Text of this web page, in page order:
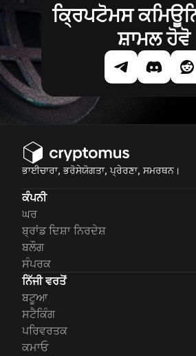
ਕ੍ਰਿਪਟੋਮਸ
ਸ਼ਾਮਲ ਹੋਵੋ
ਭਾਈਚਾਰਾ, ਭਰੋਸੇਯੋਗਤਾ, ਪ੍ਰੇਰਣਾ, ਸਮਰਥਨ।
ਕੰਪਨੀ
ਘਰ
ਬ੍ਰਾਂਡ ਦਿਸ਼ਾ ਨਿਰਦੇਸ਼
ਬਲੌਗ
ਸੰਪਰਕ
ਨਿੱਜੀ ਵਰਤੋਂ
ਬਟੂਆ
ਸਟੈਕਿੰਗ
ਪਰਿਵਰਤਕ
ਕਮਾਓ